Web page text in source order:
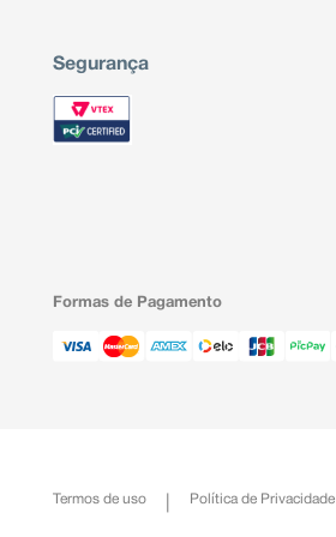
Segurança
Formas de Pagamento
Termos de uso Política de Privacidade